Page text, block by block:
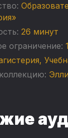
26 минут
ограничение:
,